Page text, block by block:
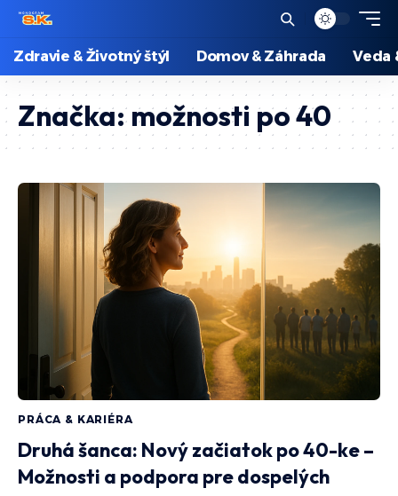
Zdravie & Životný štýl Domov & Záhrada Veda
Značka:možnosti po 40
PRÁCA & KARIÉRA
Druhá šanca: Nový začiatok po 40-ke –
Možnosti a podpora pre dospelých